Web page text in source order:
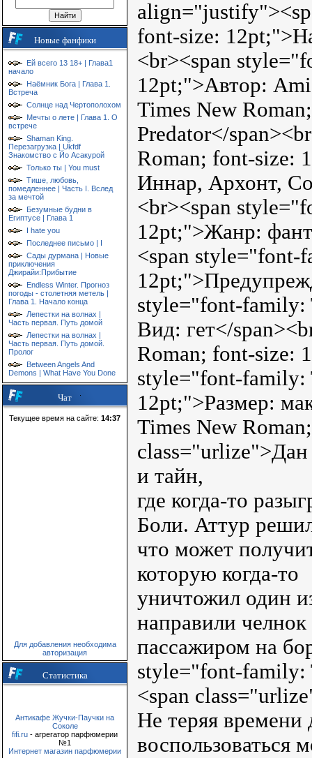
Новые фанфики
Ей всего 13 18+ | Глава1
начало
Наёмник Бога | Глава 1.
Встреча
Солнце над Чертополохом
Мечты о лете | Глава 1. О
встрече
Shaman King.
Перезагрузка | Ukfdf
Знакомство с Йо Асакурой
Только ты | You must
Тише, любовь,
помедленнее | Часть I. Вслед
за мечтой
Безумные будни в
Египтусе | Глава 1
I hate you
Последнее письмо | I
Сады дурмана | Новые
приключения
Джирайи:Прибытие
Endless Winter. Прогноз
погоды - столетняя метель |
Глава 1. Начало конца
Лепестки на волнах |
Часть первая. Путь домой
Лепестки на волнах |
Часть первая. Путь домой.
Пролог
Between Angels And
Demons | What Have You Done
Чат
Текущее время на сайте: 14:37
Для добавления необходима
авторизация
Статистика
Антикафе Жучки-Паучки на
Соколе
fifi.ru - агрегатор парфюмерии
№1
Интернет магазин парфюмерии
font-size:
<br><span
12pt;">Автор:
Times New
Predator</
Roman; font-size:
Иннар, Архонт,
<br><span
12pt;">Жанр:
<span style="font-
style="font-family:
Вид: гет</
Roman; font-size:
style="font-family:
12pt;">Размер:
Times New
и тайн,
где когда-то
Боли. Аттур
что может
которую когда-то
уничтожил один
направили челнок
пассажиром на
style="font-family:
<span
Не теряя
воспользоваться